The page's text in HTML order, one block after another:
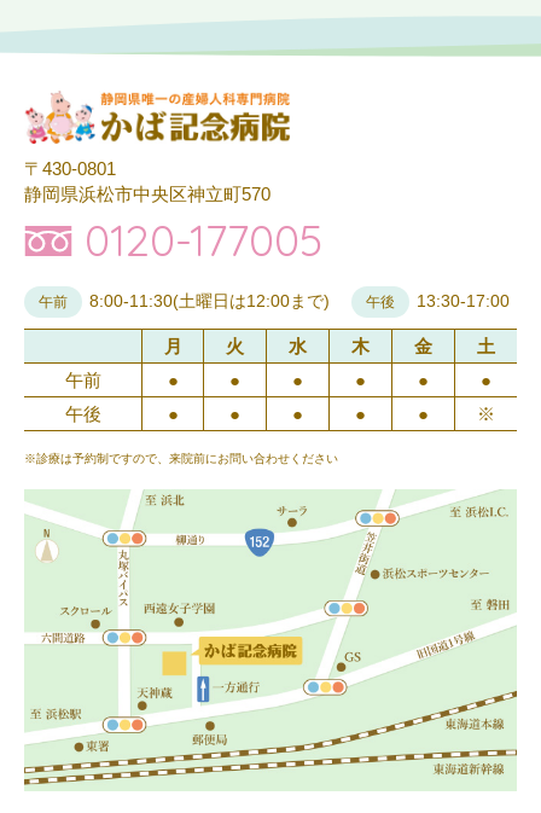
〒430-0801
静岡県浜松市中央区神立町570
0120-177005
午前 8:00-11:30(土曜日は12:00まで) 午後 13:30-17:00
月 火 水 木 金
土
午前
● ● ● ● ●
●
午後
● ● ● ● ● ※
※診療は予約制ですので、来院前にお問い合わせください